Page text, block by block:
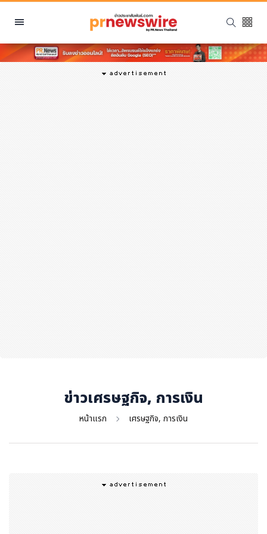
หมวดหมู่
พีอาร์ นิวส์ไวร์
สินค้า, บริการ
โปรโมชั่น
งานอีเว้นท์
รีวิว
บันเทิง
นักแสดง, นักร้อง, โมเดล
อินฟลูเอนเซอร์
ไลฟ์สไตล์
ความงาม
แฟชั่น
สุขภาพ
กีฬา
อาหาร, เครื่องดื่ม
ท่องเที่ยว
โรงแรม, ที่พัก
การศึกษา
ศิลปะ, วัฒนธรรม
ศาสนา
ข่าวเศรษฐกิจ, การเงิน
หน้าแรก เศรษฐกิจ, การเงิน